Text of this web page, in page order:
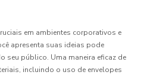
em ambientes corporativos e
apresenta suas ideias pode
seu público. Uma maneira eficaz de
incluindo o uso de envelopes